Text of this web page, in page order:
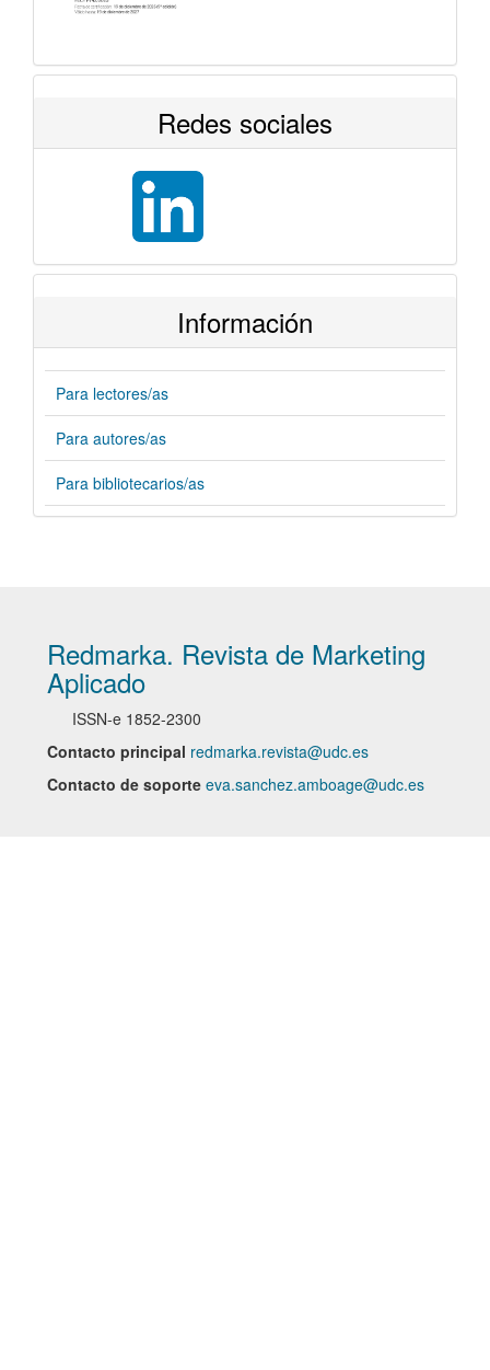
Redes sociales
Información
Para lectores/as
Para autores/as
Para bibliotecarios/as
Redmarka. Revista de Marketing
Aplicado
ISSN-e 1852-2300
Contacto principal redmarka.revista@udc.es
Contacto de soporte eva.sanchez.amboage@udc.es